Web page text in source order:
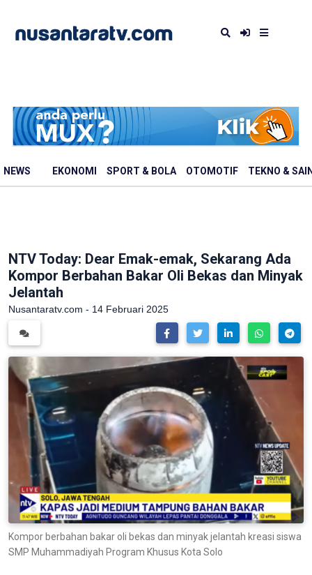
NEWS EKONOMI SPORT & BOLA OTOMOTIF TEKNO &
NTV Today: Dear Emak-emak, Sekarang Ada
Kompor Berbahan Bakar Oli Bekas dan Minyak
Jelantah
Nusantaratv.com - 14 Februari 2025
Kompor berbahan bakar oli bekas dan minyak jelantah kreasi siswa
SMP Muhammadiyah Program Khusus Kota Solo